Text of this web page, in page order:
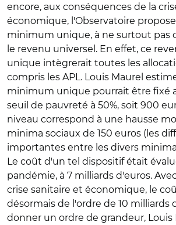
encore, aux conséquences de la
économique, l'Observatoire
minimum unique, à ne surtout pas
le revenu universel. En effet, ce
unique intègrerait toutes les
compris les APL. Louis Maurel
minimum unique pourrait être fixé
seuil de pauvreté à 50%, soit 900
niveau correspond à une hausse
minima sociaux de 150 euros (les
importantes entre les divers
Le coût d'un tel dispositif était
pandémie, à 7 milliards d'euros.
crise sanitaire et économique, le
désormais de l'ordre de 10 milliards
donner un ordre de grandeur, Louis